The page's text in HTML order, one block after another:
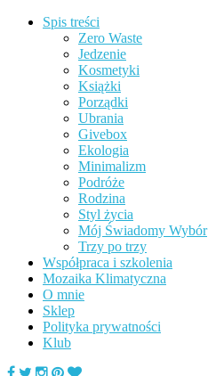
Spis treści
Zero Waste
Jedzenie
Kosmetyki
Książki
Porządki
Ubrania
Givebox
Ekologia
Minimalizm
Podróże
Rodzina
Styl życia
Mój Świadomy Wybór
Trzy po trzy
Współpraca i szkolenia
Mozaika Klimatyczna
O mnie
Sklep
Polityka prywatności
Klub